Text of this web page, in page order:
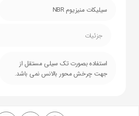
سیلیکات منیزیوم NBR
جزئیات
استفاده بصورت تک سیلی مستقل از
جهت چرخش محور بالانس نمی باشد.